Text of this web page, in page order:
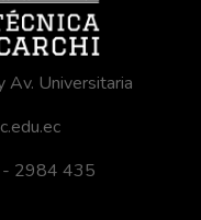
Av. Universitaria
2984 435